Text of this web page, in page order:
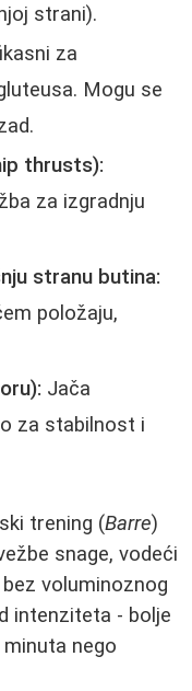
strani).
za
Mogu se
thrusts):
za izgradnju
stranu butina:
položaju,
Jača
za stabilnost i
trening (Barre)
snage, vodeći
voluminoznog
intenziteta - bolje
nego